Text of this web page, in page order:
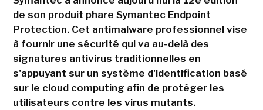
de son produit phare Symantec Endpoint
Protection. Cet antimalware professionnel vise
à fournir une sécurité qui va au-delà des
signatures antivirus traditionnelles en
s'appuyant sur un système d'identification basé
sur le cloud computing afin de protéger les
utilisateurs contre les virus mutants.